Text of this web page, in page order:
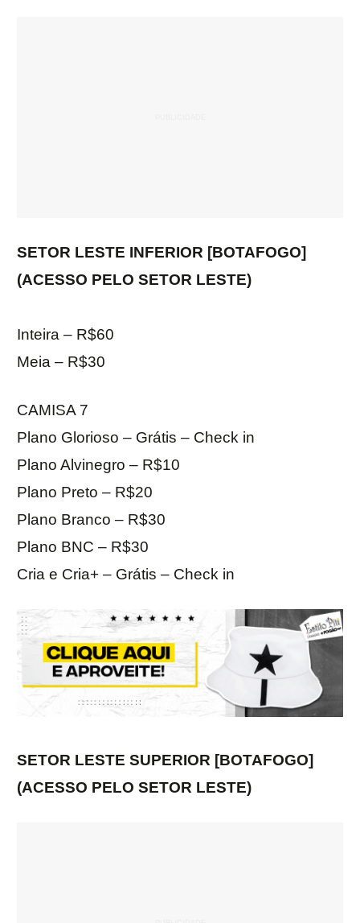
SETOR LESTE INFERIOR [BOTAFOGO]
(ACESSO PELO SETOR LESTE)
Inteira – R$60
Meia – R$30
CAMISA 7
Plano Glorioso – Grátis – Check in
Plano Alvinegro – R$10
Plano Preto – R$20
Plano Branco – R$30
Plano BNC – R$30
Cria e Cria+ – Grátis – Check in
SETOR LESTE SUPERIOR [BOTAFOGO]
(ACESSO PELO SETOR LESTE)